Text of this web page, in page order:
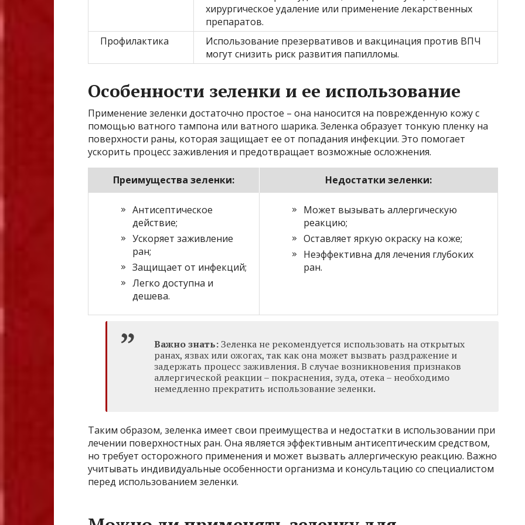
хирургическое удаление или применение лекарственных
препаратов.
Профилактика
Использование презервативов и вакцинация против ВПЧ
могут снизить риск развития папилломы.
Особенности зеленки и ее использование
Применение зеленки достаточно простое – она наносится на поврежденную кожу с
помощью ватного тампона или ватного шарика. Зеленка образует тонкую пленку на
поверхности раны, которая защищает ее от попадания инфекции. Это помогает
ускорить процесс заживления и предотвращает возможные осложнения.
Преимущества зеленки: Недостатки зеленки:
Антисептическое
действие;
Ускоряет заживление
ран;
Защищает от инфекций;
Легко доступна и
дешева.
Может вызывать аллергическую
реакцию;
Оставляет яркую окраску на коже;
Неэффективна для лечения глубоких
ран.
Важно знать:Зеленка не рекомендуется использовать на открытых
ранах, язвах или ожогах, так как она может вызвать раздражение и
задержать процесс заживления. В случае возникновения признаков
аллергической реакции – покраснения, зуда, отека – необходимо
немедленно прекратить использование зеленки.
Таким образом, зеленка имеет свои преимущества и недостатки в использовании при
лечении поверхностных ран. Она является эффективным антисептическим средством,
но требует осторожного применения и может вызвать аллергическую реакцию. Важно
учитывать индивидуальные особенности организма и консультацию со специалистом
перед использованием зеленки.